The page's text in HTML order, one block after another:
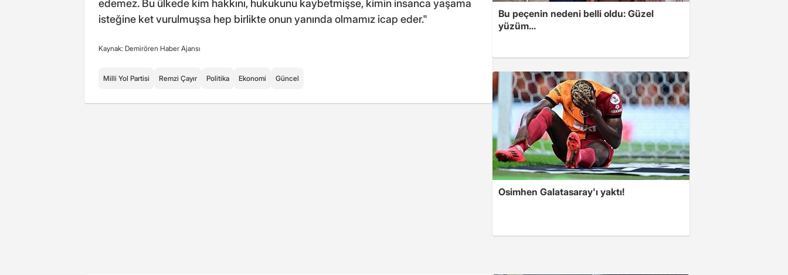
edemez. Bu ülkede kim hakkını, hukukunu kaybetmişse, kimin insanca yaşama
isteğine ket vurulmuşsa hep birlikte onun yanında olmamız icap eder."
Kaynak: Demirören Haber Ajansı
Milli Yol Partisi Remzi Çayır Politika Ekonomi Güncel
Bu peçenin nedeni belli oldu: Güzel
yüzüm...
Osimhen Galatasaray'ı yaktı!